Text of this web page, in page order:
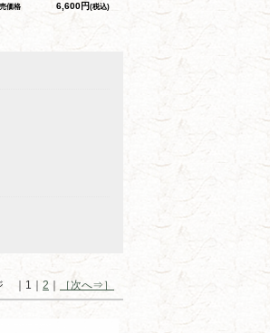
価格 6,600円(税込)
｜1｜ 2 ［次へ⇒］